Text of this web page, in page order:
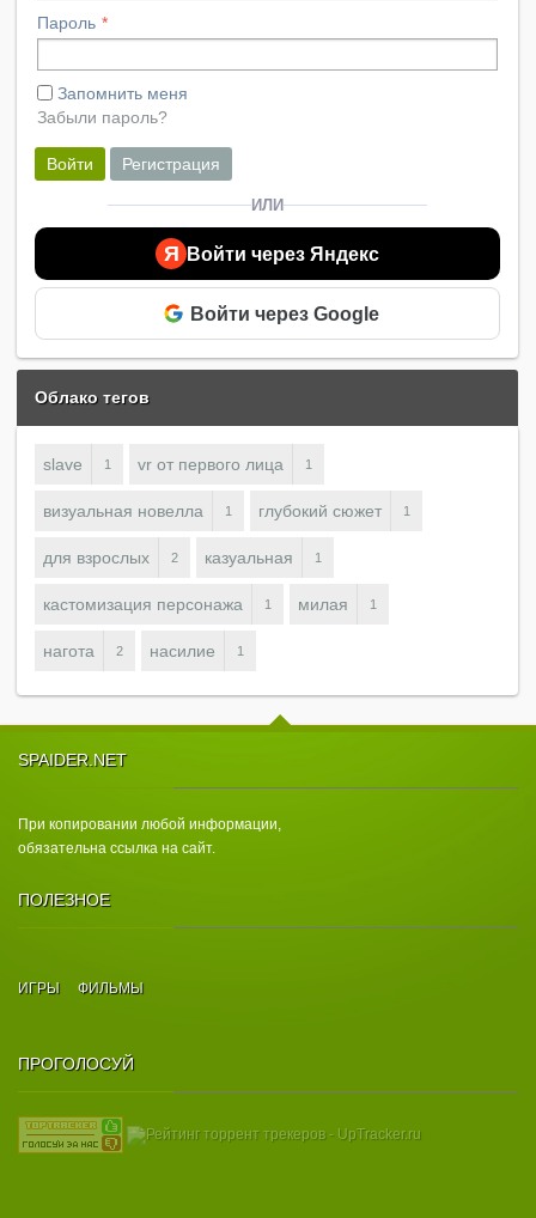
Пароль
Запомнить меня
Забыли пароль?
Войти Регистрация
ИЛИ
Я Войти через Яндекс
Войти через Google
Облако тегов
slave 1 vr от первого лица 1
визуальная новелла 1 глубокий сюжет 1
для взрослых 2 казуальная 1
кастомизация персонажа 1 милая 1
нагота 2 насилие 1
SPAIDER.NET
При копировании любой информации,
обязательна ссылка на сайт.
ПОЛЕЗНОЕ
ИГРЫ ФИЛЬМЫ
ПРОГОЛОСУЙ